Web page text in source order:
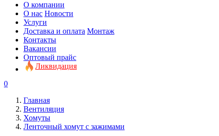
О компании
О нас Новости
Услуги
Доставка и оплата Монтаж
Контакты
Вакансии
Оптовый прайс
Ликвидация
0
Главная
Вентиляция
Хомуты
Ленточный хомут с зажимами